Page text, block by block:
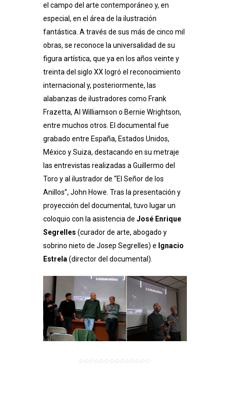
el campo del arte contemporáneo y, en
especial, en el área de la ilustración
fantástica. A través de sus más de cinco mil
obras, se reconoce la universalidad de su
figura artística, que ya en los años veinte y
treinta del siglo XX logró el reconocimiento
internacional y, posteriormente, las
alabanzas de ilustradores como Frank
Frazetta, Al Williamson o Bernie Wrightson,
entre muchos otros. El documental fue
grabado entre España, Estados Unidos,
México y Suiza, destacando en su metraje
las entrevistas realizadas a Guillermo del
Toro y al ilustrador de “El Señor de los
Anillos”, John Howe. Tras la presentación y
proyección del documental, tuvo lugar un
coloquio con la asistencia de José Enrique
Segrelles (curador de arte, abogado y
sobrino nieto de Josep Segrelles) e Ignacio
Estrela (director del documental).